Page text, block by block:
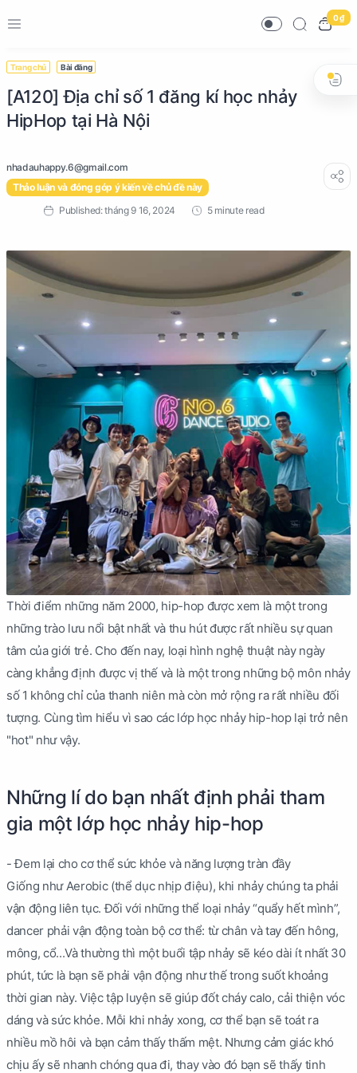
0 ₫
Trang chủ Bài đăng
[A120] Địa chỉ số 1 đăng kí học nhảy
HipHop tại Hà Nội
Thảo luận và đóng góp ý kiến về chủ đề này
5 minute read
Thời điểm những năm 2000, hip-hop được xem là một trong
những trào lưu nổi bật nhất và thu hút được rất nhiều sự quan
tâm của giới trẻ. Cho đến nay, loại hình nghệ thuật này ngày
càng khẳng định được vị thế và là một trong những bộ môn nhảy
số 1 không chỉ của thanh niên mà còn mở rộng ra rất nhiều đối
tượng. Cùng tìm hiểu vì sao các lớp học nhảy hip-hop lại trở nên
"hot" như vậy.
Những lí do bạn nhất định phải tham
gia một lớp học nhảy hip-hop
- Đem lại cho cơ thể sức khỏe và năng lượng tràn đầy
Giống như Aerobic (thể dục nhịp điệu), khi nhảy chúng ta phải
vận động liên tục. Đối với những thể loại nhảy “quẩy hết mình”,
dancer phải vận động toàn bộ cơ thể: từ chân và tay đến hông,
mông, cổ...Và thường thì một buổi tập nhảy sẽ kéo dài ít nhất 30
phút, tức là bạn sẽ phải vận động như thế trong suốt khoảng
thời gian này. Việc tập luyện sẽ giúp đốt cháy calo, cải thiện vóc
dáng và sức khỏe. Mỗi khi nhảy xong, cơ thể bạn sẽ toát ra
nhiều mồ hôi và bạn cảm thấy thấm mệt. Nhưng cảm giác khó
chịu ấy sẽ nhanh chóng qua đi, thay vào đó bạn sẽ thấy tinh